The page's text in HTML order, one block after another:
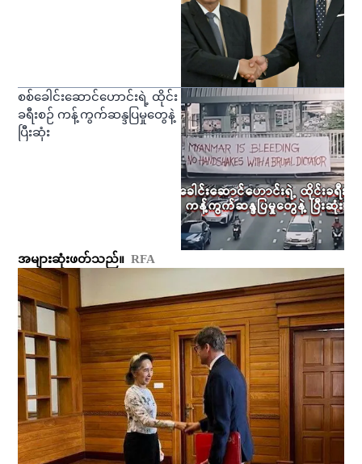
စစ်ခေါင်းဆောင်ဟောင်းရဲ့ ထိုင်း
ခရီးစဉ် ကန့်ကွက်ဆန္ဒပြမှုတွေနဲ့
ပြီးဆုံး
အများဆုံးဖတ်သည်။ RFA